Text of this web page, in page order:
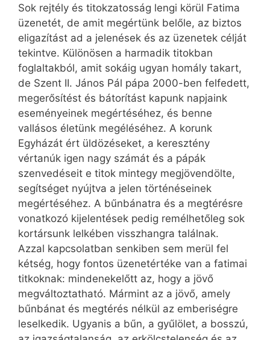
Sok rejtély és titokzatosság lengi körül Fatima
üzenetét, de amit megértünk belőle, az biztos
eligazítást ad a jelenések és az üzenetek célját
tekintve. Különösen a harmadik titokban
foglaltakból, amit sokáig ugyan homály takart,
de Szent II. János Pál pápa 2000-ben felfedett,
megerősítést és bátorítást kapunk napjaink
eseményeinek megértéséhez, és benne
vallásos életünk megéléséhez. A korunk
Egyházát ért üldözéseket, a keresztény
vértanúk igen nagy számát és a pápák
szenvedéseit e titok mint­egy megjövendölte,
segítséget nyújtva a jelen történéseinek
megértéséhez. A bűnbánatra és a megtérésre
vonatkozó kijelentések pedig remélhetőleg sok
kortársunk lelkében visszhangra találnak.
Azzal kapcsolatban senkiben sem merül fel
kétség, hogy fontos üzenetértéke van a fatimai
titkoknak: mindenekelőtt az, hogy a jövő
megváltoztatható. Mármint az a jövő, amely
bűnbánat és megtérés nélkül az emberiségre
leselkedik. Ugyanis a bűn, a gyűlölet, a bosszú,